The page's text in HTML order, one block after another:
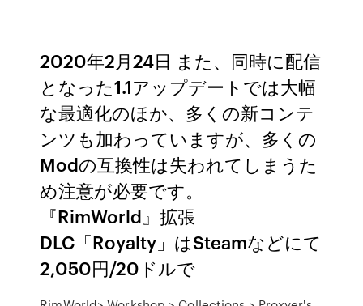
2020年2月24日 また、同時に配信
となった1.1アップデートでは大幅
な最適化のほか、多くの新コンテ
ンツも加わっていますが、多くの
Modの互換性は失われてしまうた
め注意が必要です。
『RimWorld』拡張
DLC「Royalty」はSteamなどにて
2,050円/20ドルで